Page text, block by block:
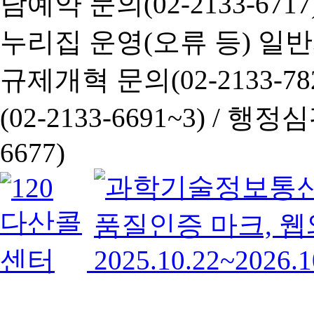
누리집 운영(오류 등) 일
규제개혁 문의(02-2133-
(02-2133-6691~3) / 행정심
6677)